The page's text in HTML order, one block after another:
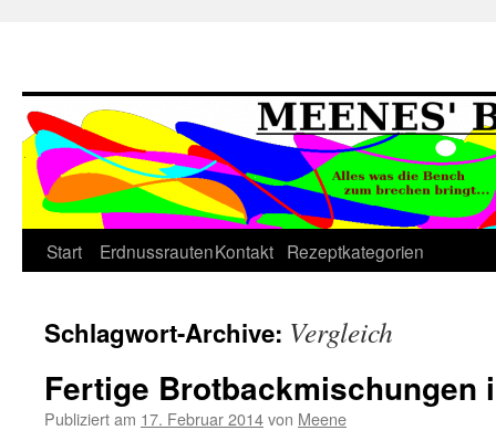
Springe
Inhalt
Start ErdnussrautenKontakt Rezeptkategorien
Schlagwort-Archive: Vergleich
Fertige Brotbackmischungen
Publiziert am 17. Februar 2014von Meene